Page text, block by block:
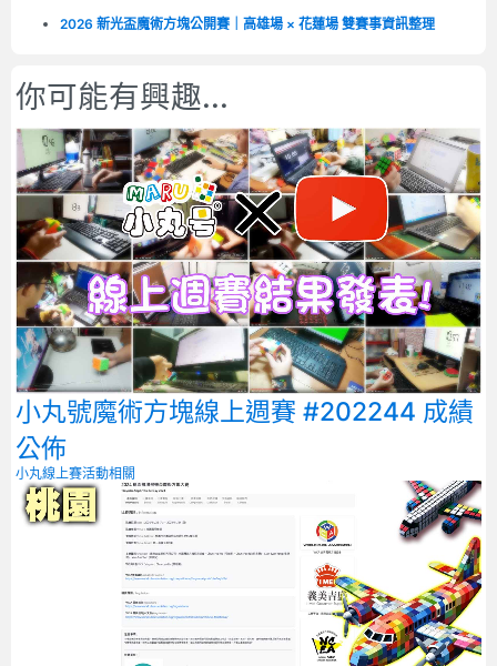
2026 新光盃魔術方塊公開賽｜高雄場 × 花蓮場 雙賽事資訊整理
你可能有興趣...
小丸號魔術方塊線上週賽 #202244 成績
公佈
小丸線上賽活動相關